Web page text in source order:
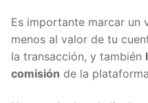
pretendas llevar a cabo,
desees.
Es importante marcar un